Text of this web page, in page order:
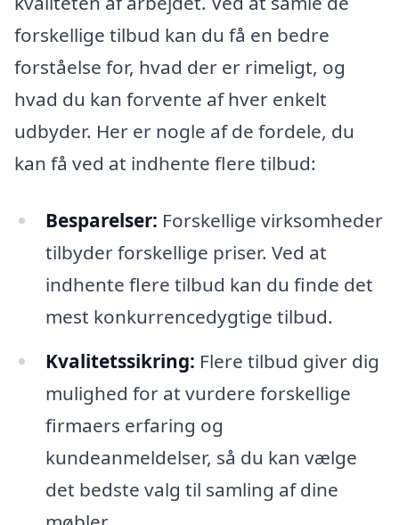
forskellige tilbud kan du få en bedre
forståelse for, hvad der er rimeligt, og
hvad du kan forvente af hver enkelt
udbyder. Her er nogle af de fordele, du
kan få ved at indhente flere tilbud:
Besparelser: Forskellige virksomheder
tilbyder forskellige priser. Ved at
indhente flere tilbud kan du finde det
mest konkurrencedygtige tilbud.
Kvalitetssikring: Flere tilbud giver dig
mulighed for at vurdere forskellige
firmaers erfaring og
kundeanmeldelser, så du kan vælge
det bedste valg til samling af dine